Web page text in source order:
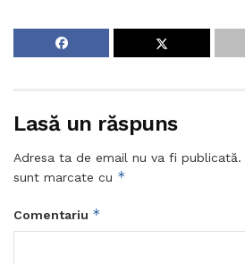
Lasă un răspuns
Adresa ta de email nu va fi publicată.
sunt marcate cu *
Comentariu *